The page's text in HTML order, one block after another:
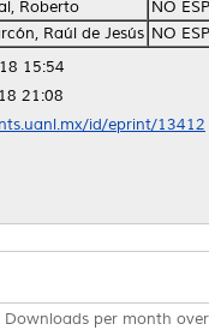
Roberto
NO
Raúl de Jesús NO
15:54
21:08
id/eprint/13412
Downloads per month